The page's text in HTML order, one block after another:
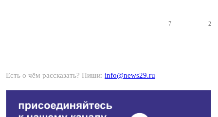
7 2
Есть о чём рассказать? Пиши: info@news29.ru